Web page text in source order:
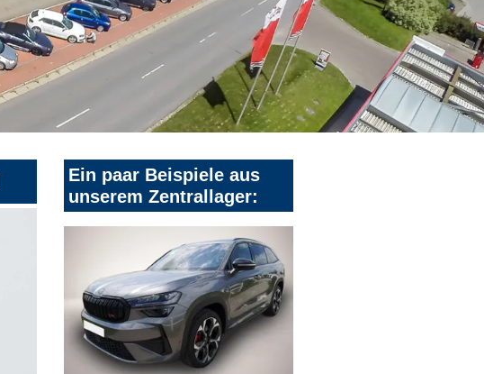
Ein paar Beispiele aus
unserem Zentrallager: